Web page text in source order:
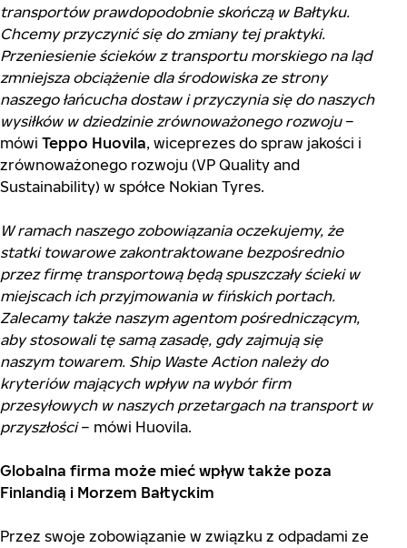
transportów prawdopodobnie skończą w Bałtyku.
Chcemy przyczynić się do zmiany tej praktyki.
Przeniesienie ścieków z transportu morskiego na ląd
zmniejsza obciążenie dla środowiska ze strony
naszego łańcucha dostaw i przyczynia się do naszych
wysiłków w dziedzinie zrównoważonego rozwoju–
mówi Teppo Huovila, wiceprezes do spraw jakości i
zrównoważonego rozwoju (VP Quality and
Sustainability) w spółce Nokian Tyres.
W ramach naszego zobowiązania oczekujemy, że
statki towarowe zakontraktowane bezpośrednio
przez firmę transportową będą spuszczały ścieki w
miejscach ich przyjmowania w fińskich portach.
Zalecamy także naszym agentom pośredniczącym,
aby stosowali tę samą zasadę, gdy zajmują się
naszym towarem. Ship Waste Action należy do
kryteriów mających wpływ na wybór firm
przesyłowych w naszych przetargach na transport w
przyszłości– mówi Huovila.
Globalna firma może mieć wpływ także poza
Finlandią i Morzem Bałtyckim
Przez swoje zobowiązanie w związku z odpadami ze